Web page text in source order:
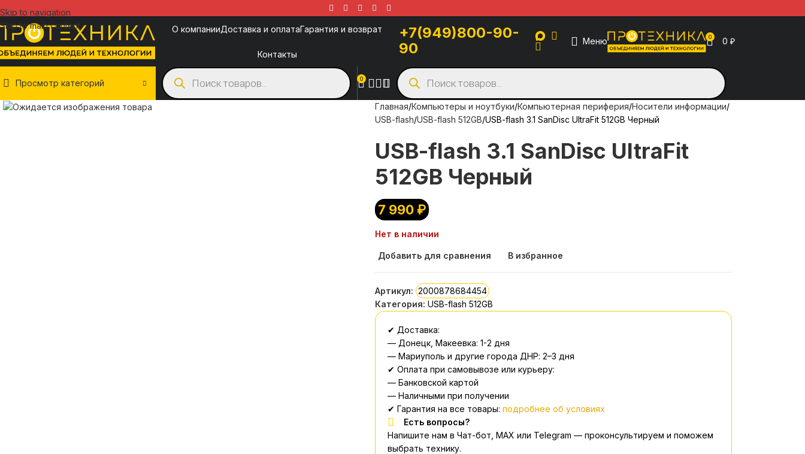
Skip to navigation
Skip to main content
О компанииДоставка и оплатаГарантия и возврат
Контакты
+7(949)800-90-
90
Меню 0 0 ₽
Просмотр категорий 0
Нажмите, чтобы увеличить
Главная Компьютеры и ноутбуки Компьютерная периферия Носители информации
USB-flash USB-flash 512GB USB-flash 3.1 SanDisc UltraFit 512GB Черный
USB-flash 3.1 SanDisc UltraFit
512GB Черный
7 990₽
Нет в наличии
Добавить для сравнения В избранное
Артикул: 2000878684454
Категория: USB-flash 512GB
✔ Доставка:
— Донецк, Макеевка: 1-2 дня
— Мариуполь и другие города ДНР: 2–3 дня
✔ Оплата при самовывозе или курьеру:
— Банковской картой
— Наличными при получении
✔ Гарантия на все товары: подробнее об условиях
Есть вопросы?
Напишите нам в Чат-бот, MAX или Telegram — проконсультируем и поможем
выбрать технику.